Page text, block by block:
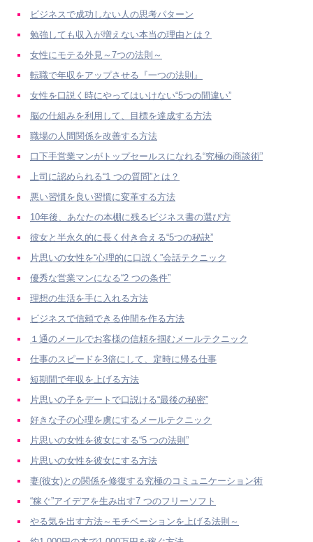
ビジネスで成功しない人の思考パターン
勉強しても収入が増えない本当の理由とは？
女性にモテる外見～7つの法則～
転職で年収をアップさせる『一つの法則』
女性を口説く時にやってはいけない“5つの間違い”
脳の仕組みを利用して、目標を達成する方法
職場の人間関係を改善する方法
口下手営業マンがトップセールスになれる“究極の商談術”
上司に認められる“1 つの質問”とは？
悪い習慣を良い習慣に変革する方法
10年後、あなたの本棚に残るビジネス書の選び方
彼女と半永久的に長く付き合える“5つの秘訣”
片思いの女性を“心理的に口説く”会話テクニック
優秀な営業マンになる“2 つの条件”
理想の生活を手に入れる方法
ビジネスで信頼できる仲間を作る方法
１通のメールでお客様の信頼を掴むメールテクニック
仕事のスピードを3倍にして、定時に帰る仕事
短期間で年収を上げる方法
片思いの子をデートで口説ける“最後の秘密”
好きな子の心理を虜にするメールテクニック
片思いの女性を彼女にする“5 つの法則”
片思いの女性を彼女にする方法
妻(彼女)との関係を修復する究極のコミュニケーション術
“稼ぐ”アイデアを生み出す7 つのフリーソフト
やる気を出す方法～モチベーションを上げる法則～